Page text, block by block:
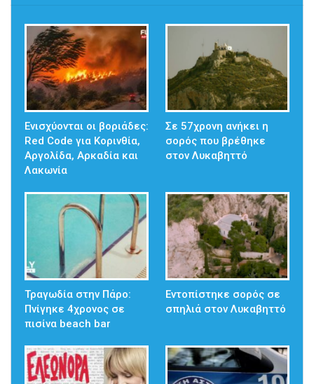
Ενισχύονται οι βοριάδες:
Red Code για Κορινθία,
Αργολίδα, Αρκαδία και
Λακωνία
Σε 57χρονη ανήκει η
σορός που βρέθηκε
στον Λυκαβηττό
Τραγωδία στην Πάρο:
Πνίγηκε 4χρονος σε
πισίνα beach bar
Εντοπίστηκε σορός σε
σπηλιά στον Λυκαβηττό